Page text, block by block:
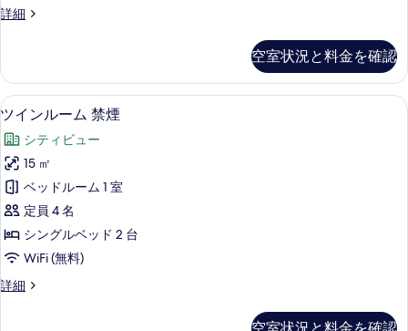
す
の
べ
て
の
写
真
を
表
示
す
る
詳細
ダ
ー
ム
禁
の
詳
細
空室状況と料金を確認
ツ
イ
ン
ル
ー
ム
禁
の
ツインルーム 禁煙 | 羽毛の掛け布団
21
ツインルーム 禁煙
シティビュー
15 ㎡
ベッドルーム 1 室
定員 4 名
シングルベッド 2 台
WiFi (無料)
詳細
ツ